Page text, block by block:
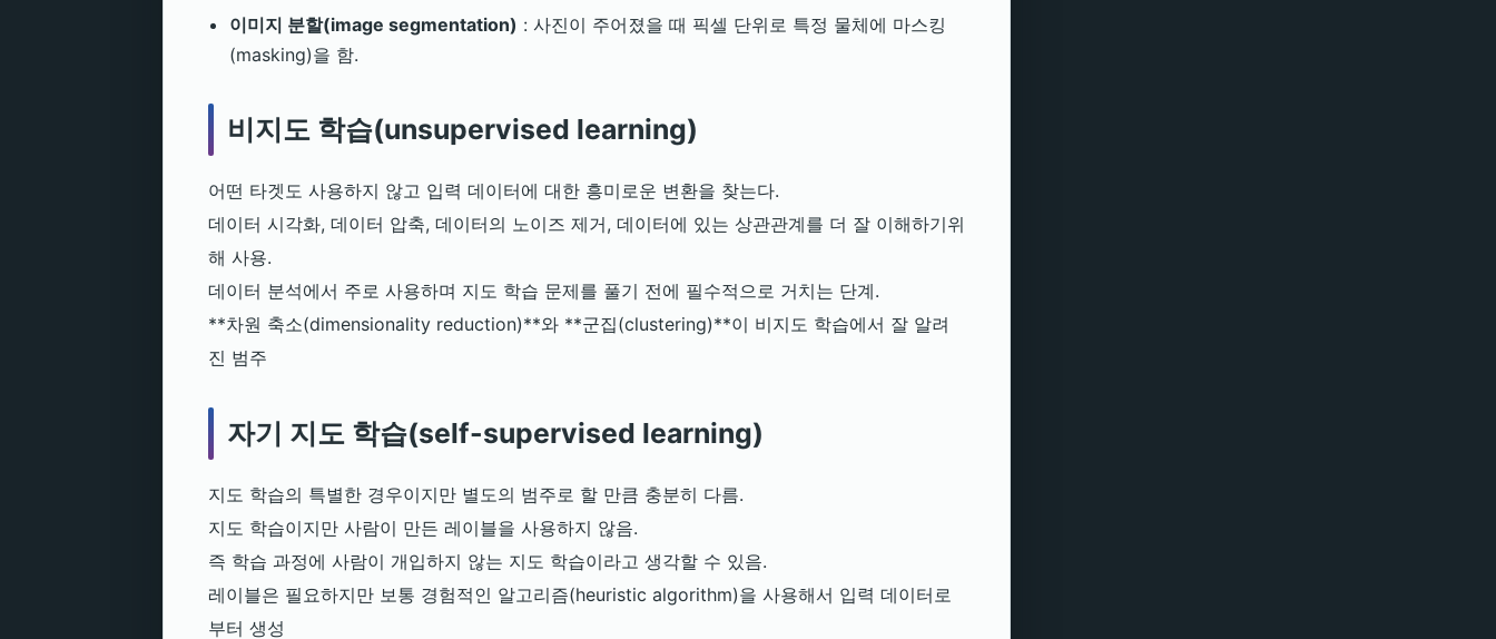
이미지 분할(image segmentation) : 사진이 주어졌을 때 픽셀 단위로 특정 물체에 마스킹
(masking)을 함.
비지도 학습(unsupervised learning)
어떤 타겟도 사용하지 않고 입력 데이터에 대한 흥미로운 변환을 찾는다.
데이터 시각화, 데이터 압축, 데이터의 노이즈 제거, 데이터에 있는 상관관계를 더 잘 이해하기위
해 사용.
데이터 분석에서 주로 사용하며 지도 학습 문제를 풀기 전에 필수적으로 거치는 단계.
**차원 축소(dimensionality reduction)**와 **군집(clustering)**이 비지도 학습에서 잘 알려
진 범주
자기 지도 학습(self-supervised learning)
지도 학습의 특별한 경우이지만 별도의 범주로 할 만큼 충분히 다름.
지도 학습이지만 사람이 만든 레이블을 사용하지 않음.
즉 학습 과정에 사람이 개입하지 않는 지도 학습이라고 생각할 수 있음.
레이블은 필요하지만 보통 경험적인 알고리즘(heuristic algorithm)을 사용해서 입력 데이터로
부터 생성